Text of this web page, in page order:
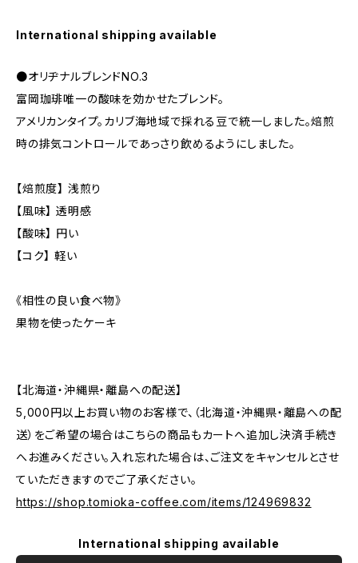
International shipping available
●オリヂナルブレンドNO.3
富岡珈琲唯一の酸味を効かせたブレンド。
アメリカンタイプ。カリブ海地域で採れる豆で統一しました。焙煎
時の排気コントロールであっさり飲めるようにしました。
【焙煎度】 浅煎り
【風味】 透明感
【酸味】 円い
【コク】 軽い
《相性の良い食べ物》
果物を使ったケーキ
【北海道・沖縄県・離島への配送】
5,000円以上お買い物のお客様で、（北海道・沖縄県・離島への配
送）をご希望の場合はこちらの商品もカートへ追加し決済手続き
へお進みください。入れ忘れた場合は、ご注文をキャンセルとさせ
ていただきますのでご了承ください。
https://shop.tomioka-coffee.com/items/124969832
International shipping available